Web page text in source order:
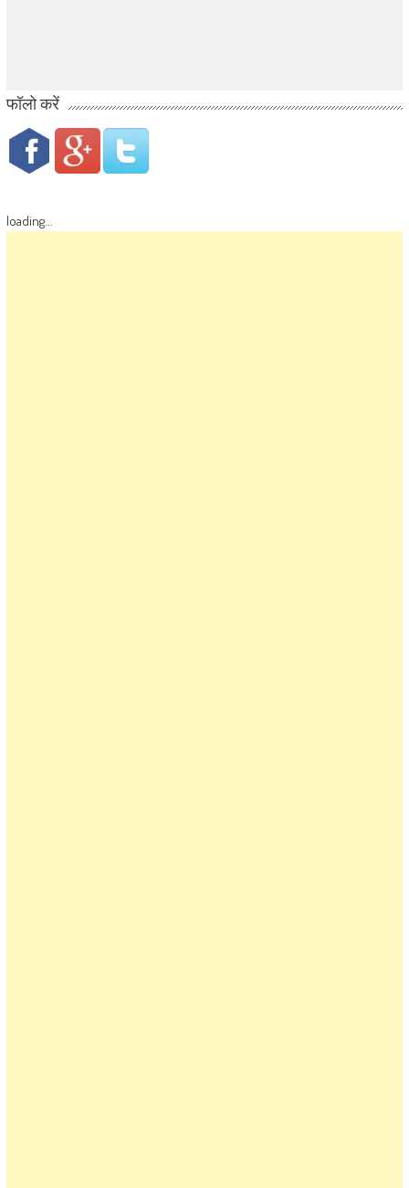
फॉलो करें
loading...